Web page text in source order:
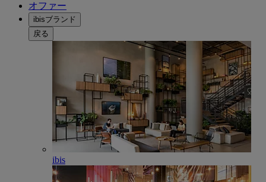
オファー
ibisブランド
戻る
ibis